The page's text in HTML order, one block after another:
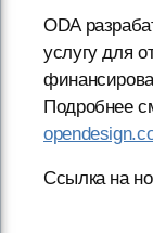
ODA
услугу для
Подробнее
Ссылка на